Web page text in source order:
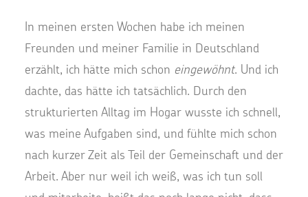
In meinen ersten Wochen habe ich meinen
Freunden und meiner Familie in Deutschland
erzählt, ich hätte mich schon eingewöhnt. Und ich
dachte, das hätte ich tatsächlich. Durch den
strukturierten Alltag im Hogar wusste ich schnell,
was meine Aufgaben sind, und fühlte mich schon
nach kurzer Zeit als Teil der Gemeinschaft und der
Arbeit. Aber nur weil ich weiß, was ich tun soll